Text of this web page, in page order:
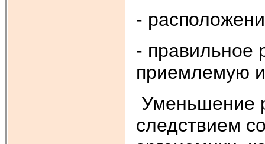
-
- правильное
приемлемую
Уменьшение
следствием